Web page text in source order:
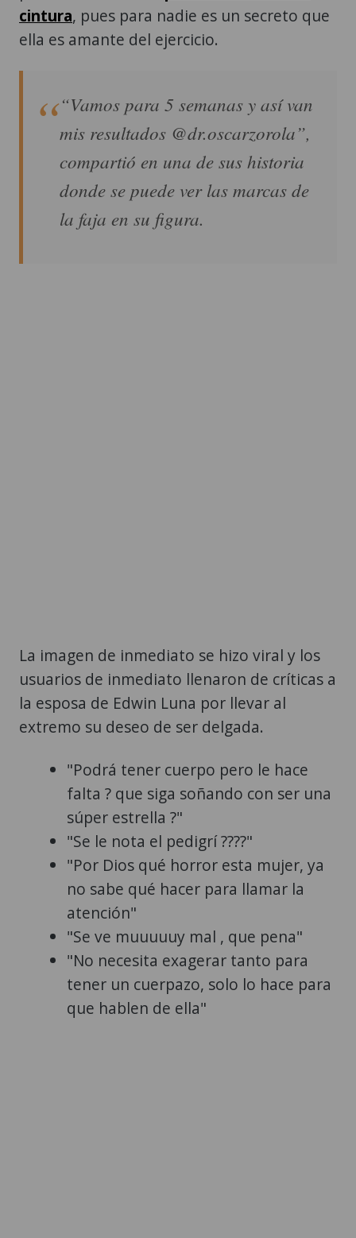
cintura, pues para nadie es un secreto que
ella es amante del ejercicio.
“Vamos para 5 semanas y así van
mis resultados @dr.oscarzorola”,
compartió en una de sus historia
donde se puede ver las marcas de
la faja en su figura.
La imagen de inmediato se hizo viral y los
usuarios de inmediato llenaron de críticas a
la esposa de Edwin Luna por llevar al
extremo su deseo de ser delgada.
"Podrá tener cuerpo pero le hace
falta ? que siga soñando con ser una
súper estrella ?"
"Se le nota el pedigrí ????"
"Por Dios qué horror esta mujer, ya
no sabe qué hacer para llamar la
atención"
"Se ve muuuuuy mal , que pena"
"No necesita exagerar tanto para
tener un cuerpazo, solo lo hace para
que hablen de ella"